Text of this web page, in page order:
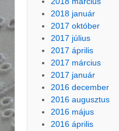
2018 január
2017 október
2017 július
2017 április
2017 március
2017 január
2016 december
2016 augusztus
2016 május
2016 április